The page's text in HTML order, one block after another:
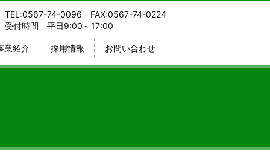
TEL:0567-74-0096 FAX:0567-74-0224
受付時間 平日9:00～17:00
業紹介 採用情報 お問い合わせ